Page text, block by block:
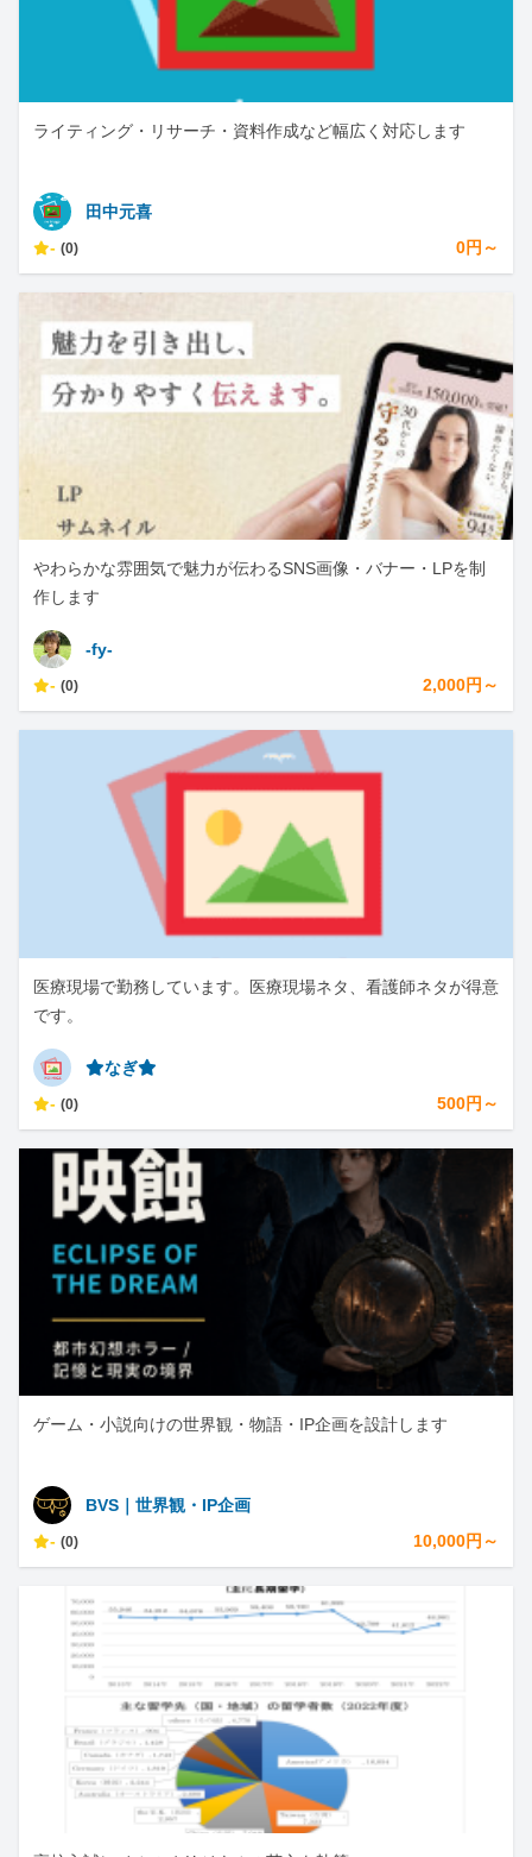
ライティング・リサーチ・資料作成など幅広く対応します
田中元喜
- (0) 0円～
やわらかな雰囲気で魅力が伝わるSNS画像・バナー・LPを制
作します
-fy-
- (0) 2,000円～
医療現場で勤務しています。医療現場ネタ、看護師ネタが得意
です。
⭐︎なぎ⭐︎
- (0) 500円～
ゲーム・小説向けの世界観・物語・IP企画を設計します
BVS｜世界観・IP企画
- (0) 10,000円～